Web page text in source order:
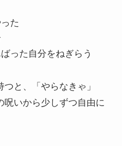
た
った自分をねぎらう
と、「やらなきゃ」
呪いから少しずつ自由に